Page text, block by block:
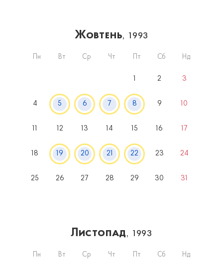
Жовтень, 1993
Пн Вт Ср Чт Пт Сб Нд
2 3
4 5 6 7 8 9 10
12 13 14 15 16 17
18 19 20 21 22 23 24
25 26 27 28 29 30 31
Листопад, 1993
Пн Вт Ср Чт Пт Сб Нд